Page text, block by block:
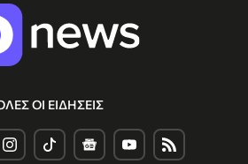
ΟΙ ΕΙΔΗΣΕΙΣ